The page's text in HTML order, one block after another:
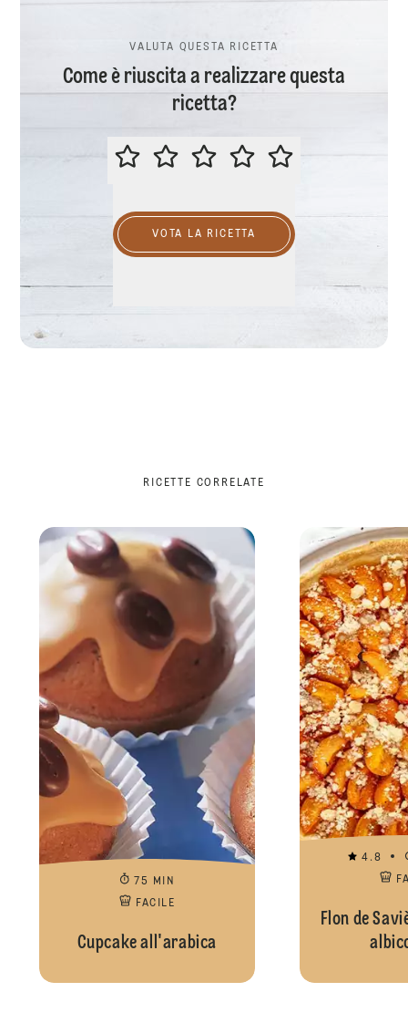
VALUTA QUESTA RICETTA
Come è riuscita a realizzare questa
ricetta?
VALUTA QUESTA RICETTA
VOTA LA RICETTA
RICETTE CORRELATE
75 MIN
FACILE
Cupcake all'arabica
4.8
Flon de